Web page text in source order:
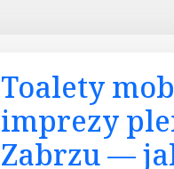
Toalety
imprezy
Zabrzu —